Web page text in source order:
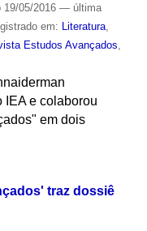
19/05/2016 — última
em: Literatura,
Estudos Avançados
IEA e colaborou
em dois
traz dossiê